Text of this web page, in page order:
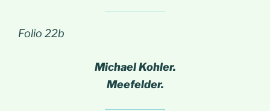
Folio 22b
Michael Kohler.
Meefelder.